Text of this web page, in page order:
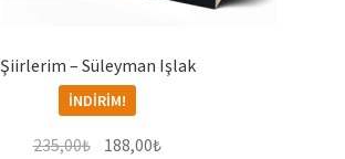
Şiirlerim – Süleyman Işlak
İNDIRIM!
235,00₺ Orijinal
188,00₺Şu